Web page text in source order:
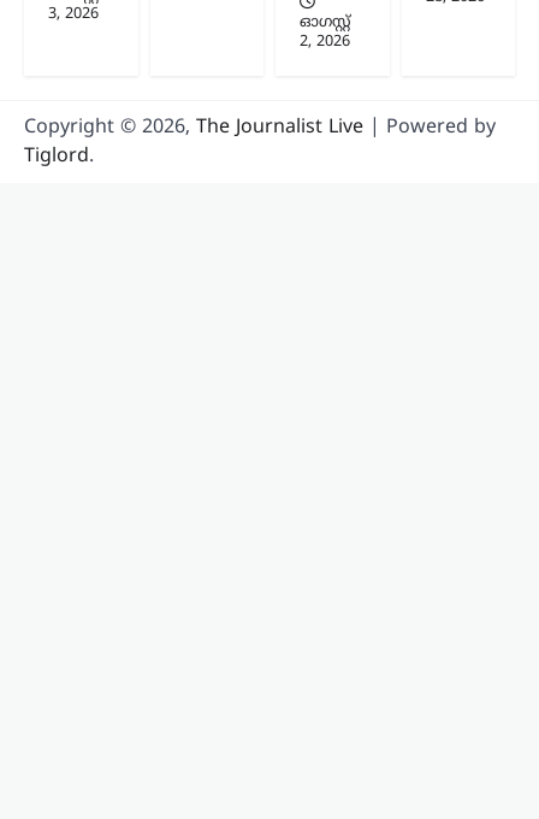
3, 2026
ഓഗസ്റ്റ്‌
2, 2026
Copyright © 2026, The Journalist Live | Powered by
Tiglord.